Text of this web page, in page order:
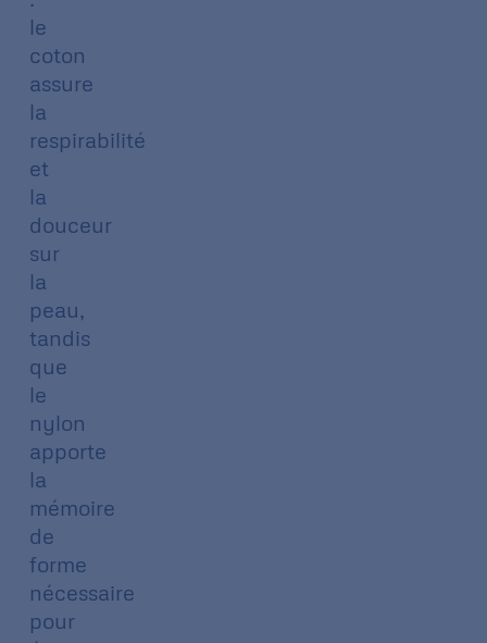
le
coton
assure
la
respirabilité
et
la
douceur
sur
la
peau,
tandis
que
le
nylon
apporte
la
mémoire
de
forme
nécessaire
pour